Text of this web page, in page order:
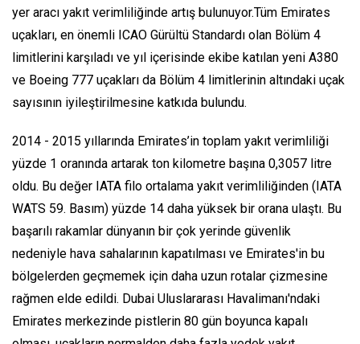
yer aracı yakıt verimliliğinde artış bulunuyor.Tüm Emirates
uçakları, en önemli ICAO Gürültü Standardı olan Bölüm 4
limitlerini karşıladı ve yıl içerisinde ekibe katılan yeni A380
ve Boeing 777 uçakları da Bölüm 4 limitlerinin altındaki uçak
sayısının iyileştirilmesine katkıda bulundu.
2014 - 2015 yıllarında Emirates’in toplam yakıt verimliliği
yüzde 1 oranında artarak ton kilometre başına 0,3057 litre
oldu. Bu değer IATA filo ortalama yakıt verimliliğinden (IATA
WATS 59. Basım) yüzde 14 daha yüksek bir orana ulaştı. Bu
başarılı rakamlar dünyanın bir çok yerinde güvenlik
nedeniyle hava sahalarının kapatılması ve Emirates'in bu
bölgelerden geçmemek için daha uzun rotalar çizmesine
rağmen elde edildi. Dubai Uluslararası Havalimanı'ndaki
Emirates merkezinde pistlerin 80 gün boyunca kapalı